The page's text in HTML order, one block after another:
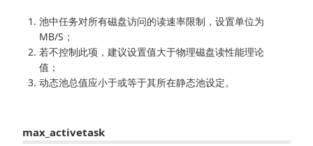
池中任务对所有磁盘访问的读速率限制，设置单位为
MB/S；
若不控制此项，建议设置值大于物理磁盘读性能理论
值；
动态池总值应小于或等于其所在静态池设定。
max_activetask